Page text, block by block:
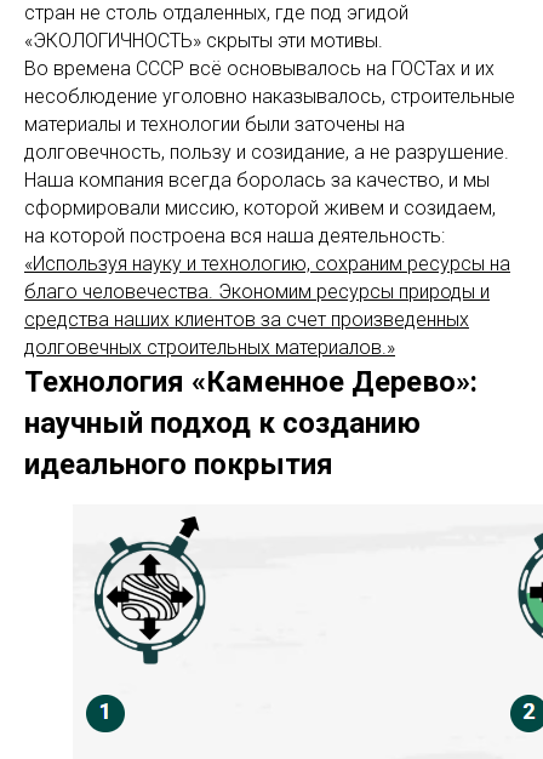
стран не столь отдаленных, где под эгидой
«ЭКОЛОГИЧНОСТЬ» скрыты эти мотивы.
Во времена СССР всё основывалось на ГОСТах и их
несоблюдение уголовно наказывалось, строительные
материалы и технологии были заточены на
долговечность, пользу и созидание, а не разрушение.
Наша компания всегда боролась за качество, и мы
сформировали миссию, которой живем и созидаем,
на которой построена вся наша деятельность:
«Используя науку и технологию, сохраним ресурсы на
благо человечества. Экономим ресурсы природы и
средства наших клиентов за счет произведенных
долговечных строительных материалов.»
Технология «Каменное Дерево»:
научный подход к созданию
идеального покрытия